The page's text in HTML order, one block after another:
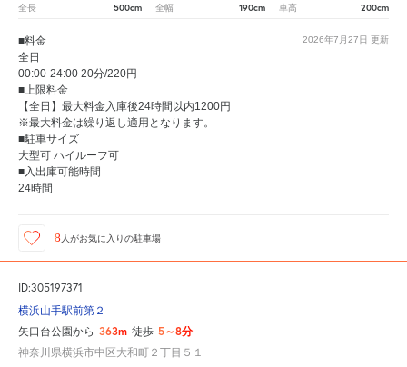
全長 500cm 全幅 190cm 車高 200cm
2026年7月27日 更新
■料金
全日
00:00-24:00 20分/220円
■上限料金
【全日】最大料金入庫後24時間以内1200円
※最大料金は繰り返し適用となります。
■駐車サイズ
大型可 ハイルーフ可
■入出庫可能時間
24時間
8 人がお気に入りの駐車場
ID:305197371
横浜山手駅前第２
矢口台公園から 363m 徒歩 5～8分
神奈川県横浜市中区大和町２丁目５１